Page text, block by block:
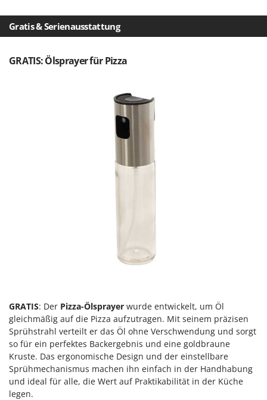
Wein- und Ölschichtenfilter
Wiesenwalzen für Traktor
Zubehör für Rasentraktoren
Lampacrescia - MGM
Landxcape
LAR Casalinghi
Mastercook
McCulloch
MCH
Michelin
Mille
Gratis & Serienausstattung
GRATIS: Ölsprayer für Pizza
GRATIS: Der Pizza-Ölsprayer wurde entwickelt, um Öl
gleichmäßig auf die Pizza aufzutragen. Mit seinem präzisen
Sprühstrahl verteilt er das Öl ohne Verschwendung und sorgt
so für ein perfektes Backergebnis und eine goldbraune
Kruste. Das ergonomische Design und der einstellbare
Sprühmechanismus machen ihn einfach in der Handhabung
und ideal für alle, die Wert auf Praktikabilität in der Küche
legen.